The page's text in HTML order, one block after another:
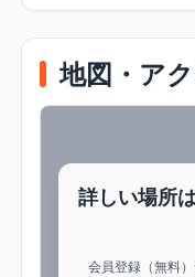
地図・ア
詳しい場所
会員登録（無料